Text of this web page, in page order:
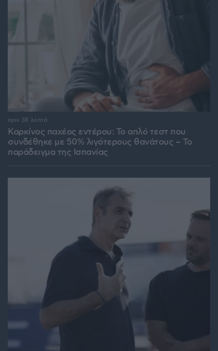
Καρκίνος παχέος εντέρου: Το απλό τεστ που
συνδέθηκε με 50% λιγότερους θανάτους – Το
παράδειγμα της Ισπανίας
πριν 38 λεπτά